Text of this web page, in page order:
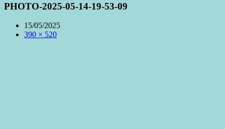
PHOTO-2025-05-14-19-53-09
15/05/2025
390 × 520